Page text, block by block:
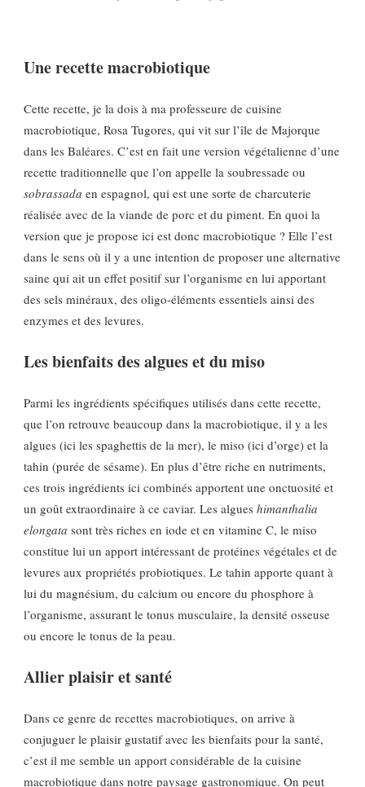
Une recette macrobiotique
Cette recette, je la dois à ma professeure de cuisine
macrobiotique, Rosa Tugores, qui vit sur l’île de Majorque
dans les Baléares. C’est en fait une version végétalienne d’une
recette traditionnelle que l’on appelle la soubressade ou
sobrassada en espagnol, qui est une sorte de charcuterie
réalisée avec de la viande de porc et du piment. En quoi la
version que je propose ici est donc macrobiotique ? Elle l’est
dans le sens où il y a une intention de proposer une alternative
saine qui ait un effet positif sur l’organisme en lui apportant
des sels minéraux, des oligo-éléments essentiels ainsi des
enzymes et des levures.
Les bienfaits des algues et du miso
Parmi les ingrédients spécifiques utilisés dans cette recette,
que l’on retrouve beaucoup dans la macrobiotique, il y a les
algues (ici les spaghettis de la mer), le miso (ici d’orge) et la
tahin (purée de sésame). En plus d’être riche en nutriments,
ces trois ingrédients ici combinés apportent une onctuosité et
un goût extraordinaire à ce caviar. Les algues himanthalia
elongata sont très riches en iode et en vitamine C, le miso
constitue lui un apport intéressant de protéines végétales et de
levures aux propriétés probiotiques. Le tahin apporte quant à
lui du magnésium, du calcium ou encore du phosphore à
l’organisme, assurant le tonus musculaire, la densité osseuse
ou encore le tonus de la peau.
Allier plaisir et santé
Dans ce genre de recettes macrobiotiques, on arrive à
conjuguer le plaisir gustatif avec les bienfaits pour la santé,
c’est il me semble un apport considérable de la cuisine
macrobiotique dans notre paysage gastronomique. On peut